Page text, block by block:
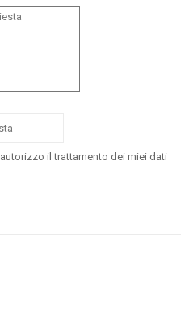
, autorizzo il trattamento dei miei dati